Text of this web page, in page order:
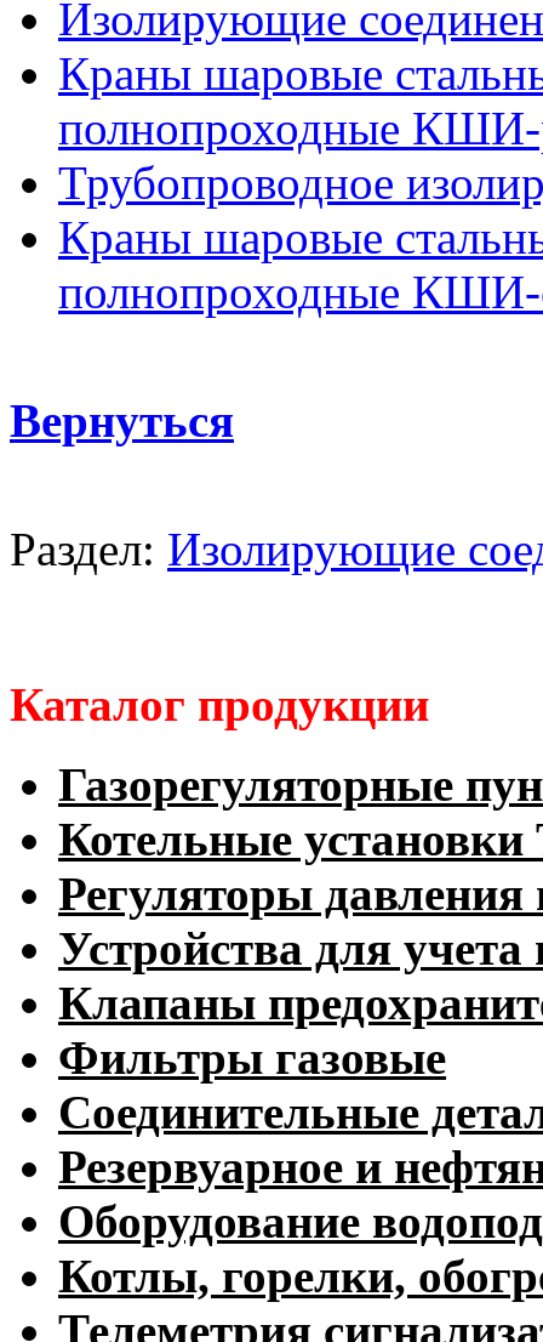
Изолирующие
Краны шаровые
полнопроходные КШИ-
Трубопроводное
Краны шаровые
полнопроходные КШИ-
Вернуться
Раздел: Изолирующие
Каталог продукции
Газорегуляторные
Котельные
Регуляторы давления
Устройства для учета
Клапаны
Фильтры газовые
Соединительные
Резервуарное и
Оборудование
Котлы, горелки,
Телеметрия